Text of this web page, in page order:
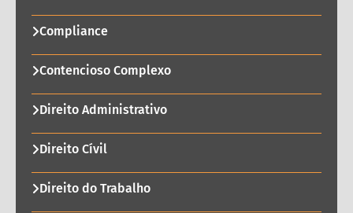
Compliance
Contencioso Complexo
Direito Administrativo
Direito Cívil
Direito do Trabalho